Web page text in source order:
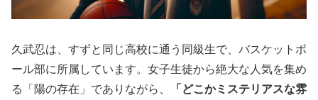
久武忍は、すずと同じ高校に通う同級生で、バスケットボ
ール部に所属しています。女子生徒から絶大な人気を集め
る「陽の存在」でありながら、
「どこかミステリアスな雰